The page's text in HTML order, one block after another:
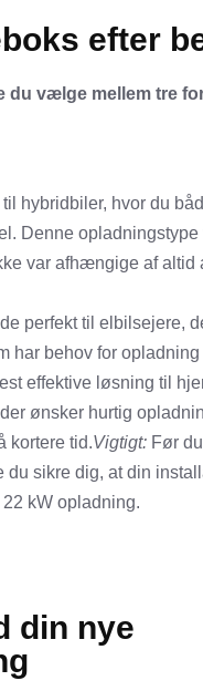
efter
du vælge mellem tre
til hybridbiler, hvor du
Denne opladningstype
var afhængige af altid
perfekt til elbilsejere,
har behov for opladning
effektive løsning til
ønsker hurtig
kortere tid.Vigtigt: Før
du sikre dig, at din
kW opladning.
din nye